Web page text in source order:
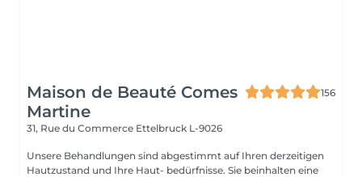
Maison de Beauté Comes
Martine
156
31, Rue du Commerce Ettelbruck L-9026
Unsere Behandlungen sind abgestimmt auf Ihren derzeitigen
Hautzustand und Ihre Haut- bedürfnisse. Sie beinhalten eine